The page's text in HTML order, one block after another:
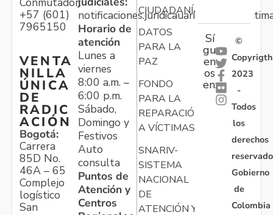
+57 (601)
7965150
VENTA
NILLA
ÚNICA
DE
RADIC
ACIÓN
Bogotá:
Carrera
85D No.
46A – 65
Complejo
logístico
San
Horario de
atención
Lunes a
viernes
8:00 a.m. –
6:00 p.m.
Sábado,
Domingo y
Festivos
Auto
consulta
Puntos de
Atención y
Centros
CIUDADANÍA
DATOS
PARA LA
PAZ
FONDO
PARA LA
REPARACIÓN
A VÍCTIMAS
SNARIV-
SISTEMA
NACIONAL
DE
ATENCIÓN Y
Sí
gu
en
os
en:
©
Copyrigth
2023
-
Todos
los
derechos
Gobierno
de
Colombia